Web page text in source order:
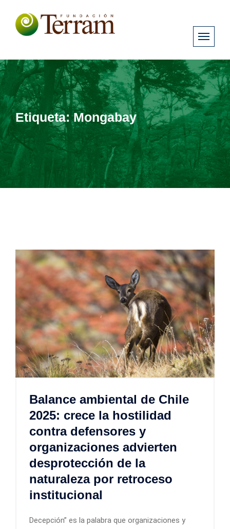
Etiqueta:Mongabay
Balance ambiental de Chile
2025: crece la hostilidad
contra defensores y
organizaciones advierten
desprotección de la
naturaleza por retroceso
institucional
Decepción” es la palabra que organizaciones y